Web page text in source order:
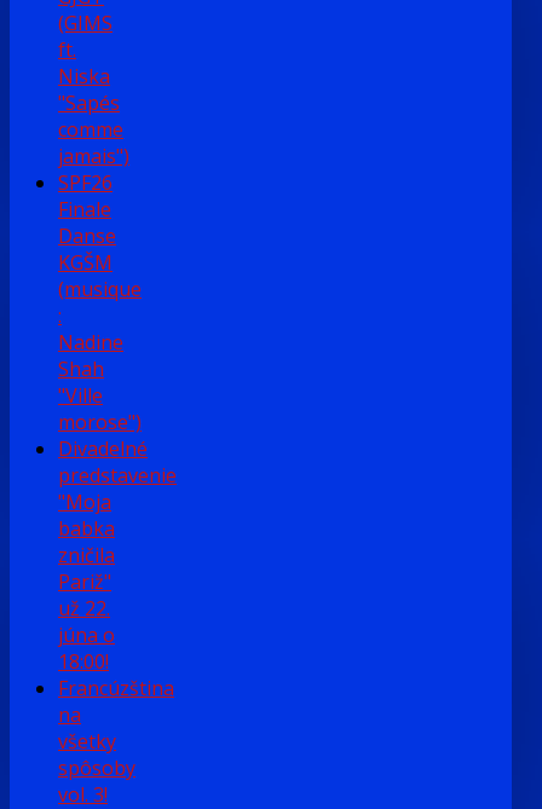
(GIMS
ft.
Niska
"Sapés
comme
jamais")
SPF26
Finale
Danse
KGŠM
(musique
:
Nadine
Shah
"Ville
morose")
Divadelné
predstavenie
"Moja
babka
zničila
Pariž"
už 22.
júna o
18:00!
Francúzština
na
všetky
spôsoby
vol. 3!